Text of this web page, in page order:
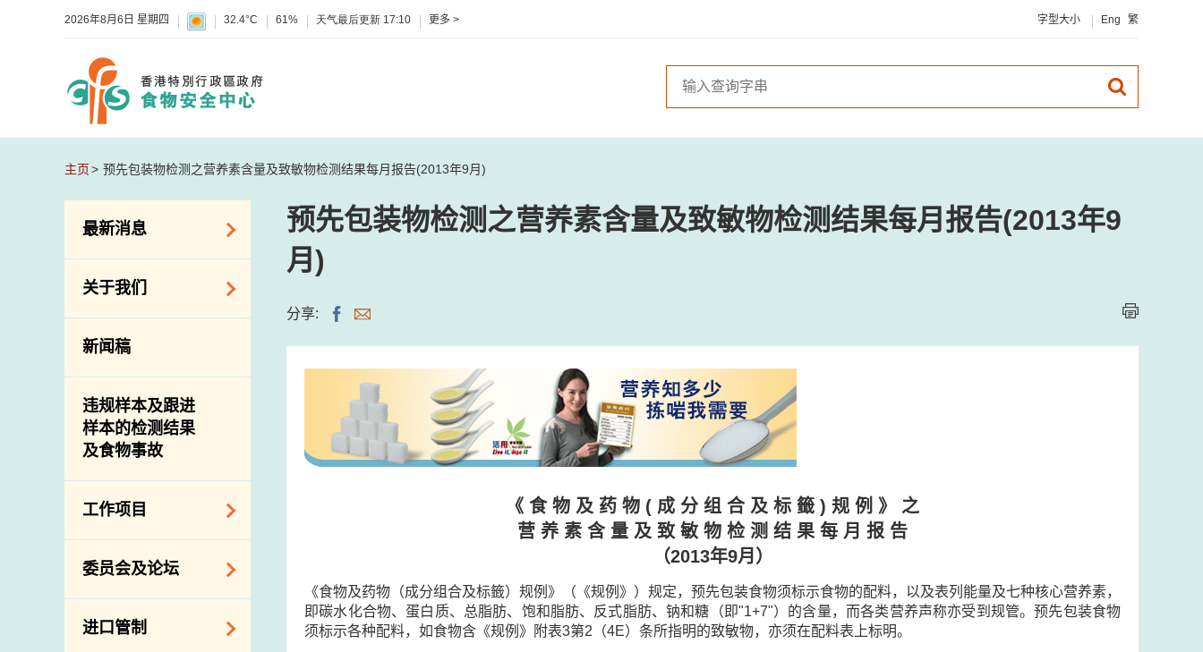
2026年8月6日 星期四 32.4°C 61% 天气最后更新 17:10 更多 > 字型大小 Eng 繁
主页 预先包装物检测之营养素含量及致敏物检测结果每月报告(2013年9月)
最新消息
食物警报 / 致敏物
警报
活动
关于我们
组织结构
介绍短片
新闻稿
违规样本及跟进
样本的检测结果
及食物事故
工作项目
降低膳食中的钠和
糖
食物安全重点控制
委员会及论坛
食物安全专家委员
会
进口管制
预先包装物检测之营养素含量及致敏物检测结果每月报告(2013年9
月)
分享:
《 食 物 及 药 物 ( 成 分 组 合 及 标 籤 ) 规 例 》 之
营 养 素 含 量 及 致 敏 物 检 测 结 果 每 月 报 告
（2013年9月）
《食物及药物（成分组合及标籤）规例》（《规例》）规定，预先包装食物须标示食物的配料，以及表列能量及七种核心营养素，
即碳水化合物、蛋白质、总脂肪、饱和脂肪、反式脂肪、钠和糖（即"1+7"）的含量，而各类营养声称亦受到规管。预先包装食物
须标示各种配料，如食物含《规例》附表3第2（4E）条所指明的致敏物，亦须在配料表上标明。